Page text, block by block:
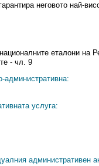
неговото най-
еталони на
- чл. 9
административна:
услуга:
административен